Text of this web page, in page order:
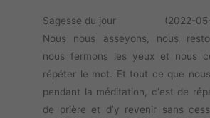
Sagesse du jour (2022-05-
Nous nous asseyons, nous
nous fermons les yeux et nous
répéter le mot. Et tout ce que
pendant la méditation, c‘est de
de prière et d’y revenir sans